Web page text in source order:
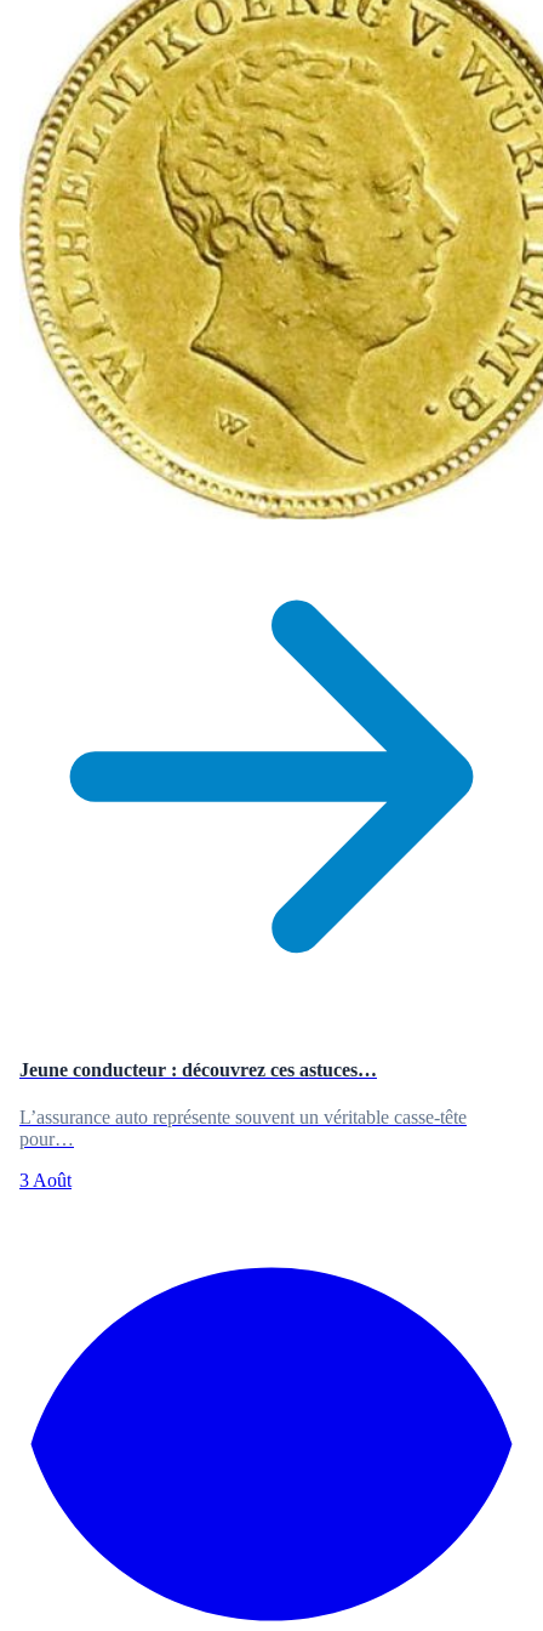
Jeune conducteur : découvrez ces astuces…
L’assurance auto représente souvent un véritable casse-tête
pour…
3 Août